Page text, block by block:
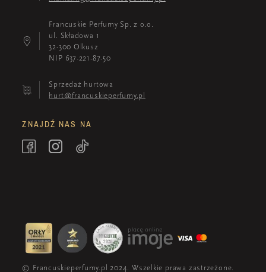
Francuskie Perfumy Sp. z o.o.
ul. Składowa 1
32-300 Olkusz
NIP 637-221-87-50
Sprzedaż hurtowa
hurt@francuskieperfumy.pl
ZNAJDŹ NAS NA
© Francuskieperfumy.pl 2024. Wszelkie prawa zastrzeżone.